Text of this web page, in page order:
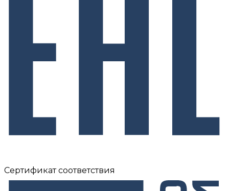
Сертификат соответствия